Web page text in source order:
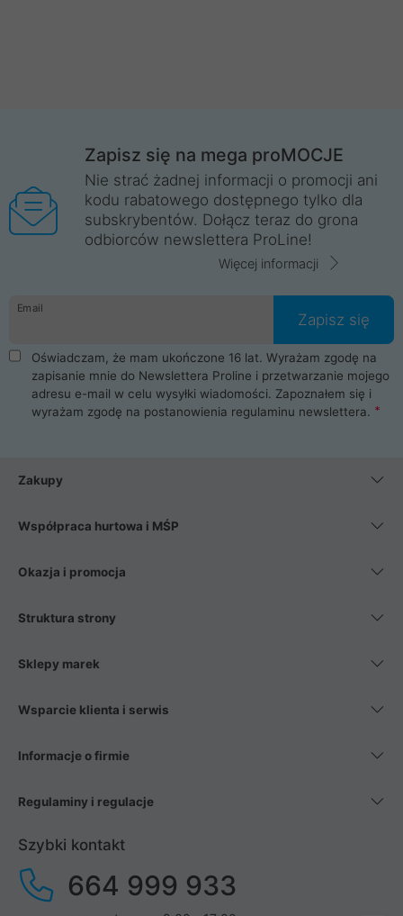
Zapisz się na mega proMOCJE
Nie strać żadnej informacji o promocji ani
kodu rabatowego dostępnego tylko dla
subskrybentów. Dołącz teraz do grona
odbiorców newslettera ProLine!
Więcej informacji
Email
Zapisz się
Oświadczam, że mam ukończone 16 lat. Wyrażam zgodę na
zapisanie mnie do Newslettera Proline i przetwarzanie mojego
adresu e-mail w celu wysyłki wiadomości. Zapoznałem się i
wyrażam zgodę na postanowienia regulaminu newslettera.
Zakupy
Współpraca hurtowa i MŚP
Okazja i promocja
Struktura strony
Sklepy marek
Wsparcie klienta i serwis
Informacje o firmie
Regulaminy i regulacje
Szybki kontakt
664 999 933